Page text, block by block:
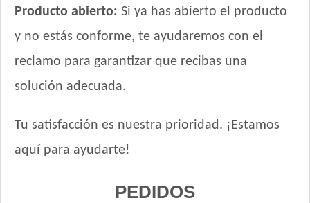
Producto abierto: Si ya has abierto el producto
y no estás conforme, te ayudaremos con el
reclamo para garantizar que recibas una
solución adecuada.
Tu satisfacción es nuestra prioridad. ¡Estamos
aquí para ayudarte!
PEDIDOS